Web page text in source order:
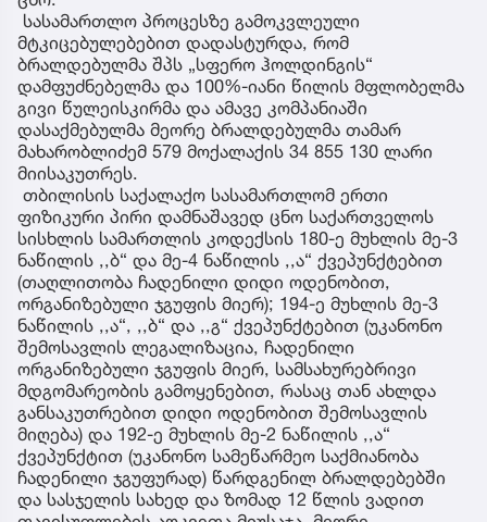
სასამართლო პროცესზე გამოკვლეული
მტკიცებულებებით დადასტურდა, რომ
ბრალდებულმა შპს „სფერო ჰოლდინგის“
დამფუძნებელმა და 100%-იანი წილის მფლობელმა
გივი წულეისკირმა და ამავე კომპანიაში
დასაქმებულმა მეორე ბრალდებულმა თამარ
მახარობლიძემ 579 მოქალაქის 34 855 130 ლარი
მიისაკუთრეს.
თბილისის საქალაქო სასამართლომ ერთი
ფიზიკური პირი დამნაშავედ ცნო საქართველოს
სისხლის სამართლის კოდექსის 180-ე მუხლის მე-3
ნაწილის ,,ბ“ და მე-4 ნაწილის ,,ა“ ქვეპუნქტებით
(თაღლითობა ჩადენილი დიდი ოდენობით,
ორგანიზებული ჯგუფის მიერ); 194-ე მუხლის მე-3
ნაწილის ,,ა“, ,,ბ“ და ,,გ“ ქვეპუნქტებით (უკანონო
შემოსავლის ლეგალიზაცია, ჩადენილი
ორგანიზებული ჯგუფის მიერ, სამსახურებრივი
მდგომარეობის გამოყენებით, რასაც თან ახლდა
განსაკუთრებით დიდი ოდენობით შემოსავლის
მიღება) და 192-ე მუხლის მე-2 ნაწილის ,,ა“
ქვეპუნქტით (უკანონო სამეწარმეო საქმიანობა
ჩადენილი ჯგუფურად) წარდგენილ ბრალდებებში
და სასჯელის სახედ და ზომად 12 წლის ვადით